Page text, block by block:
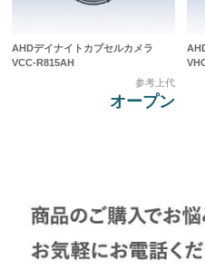
AHDデイナイトカプセルカメラ
VCC-R815AH
参考上代
オープン